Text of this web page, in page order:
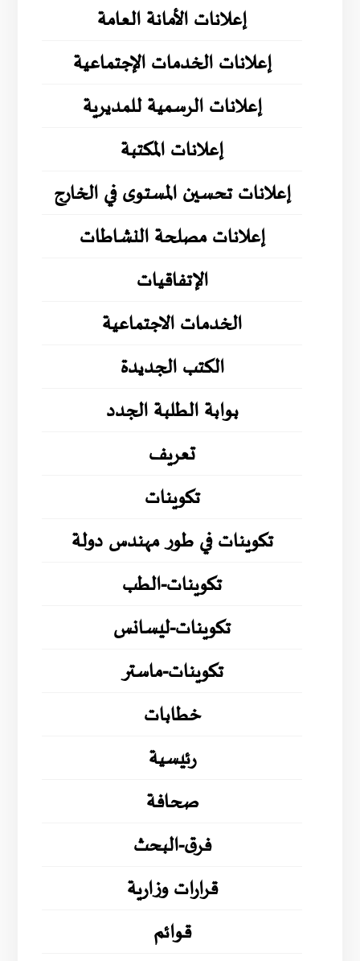
إعلانات الأمانة العامة
إعلانات الخدمات الإجتماعية
إعلانات الرسمية للمديرية
إعلانات المكتبة
إعلانات تحسين المستوى في الخارج
إعلانات مصلحة النشاطات
الإتفاقيات
الخدمات الاجتماعية
الكتب الجديدة
بوابة الطلبة الجدد
تعريف
تكوينات
تكوينات في طور مهندس دولة
تكوينات-الطب
تكوينات-ليسانس
تكوينات-ماستر
خطابات
رئيسية
صحافة
فرق-البحث
قرارات وزارية
قوائم